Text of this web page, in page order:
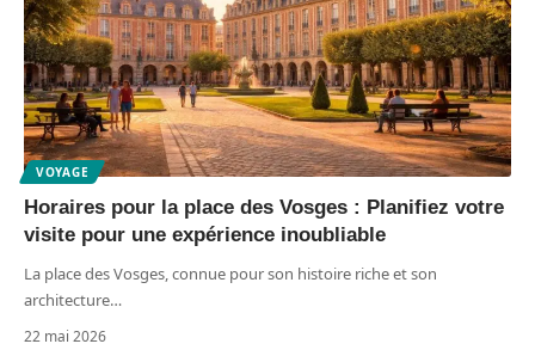
VOYAGE
Horaires pour la place des Vosges : Planifiez votre
visite pour une expérience inoubliable
La place des Vosges, connue pour son histoire riche et son
architecture…
22 mai 2026